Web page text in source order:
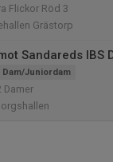
Flickor Röd 3
Grästorp
Sandareds IBS
Dam/Juniordam
Damer